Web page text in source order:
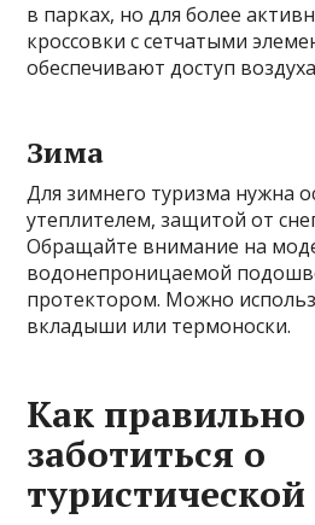
в парках, но для более
кроссовки с сетчатыми
обеспечивают доступ
Зима
Для зимнего туризма нужна
утеплителем, защитой от
Обращайте внимание на
водонепроницаемой
протектором. Можно
вкладыши или термоноски.
Как правильно
заботиться о